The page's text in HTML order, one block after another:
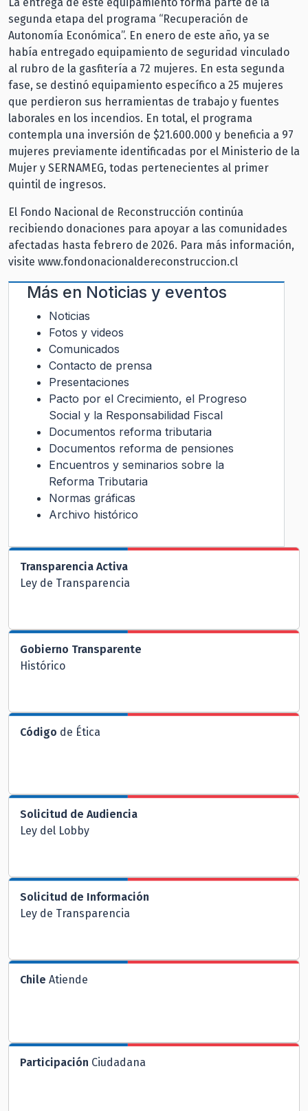
segunda etapa del programa “Recuperación de
Autonomía Económica”. En enero de este año, ya se
había entregado equipamiento de seguridad vinculado
al rubro de la gasfitería a 72 mujeres. En esta segunda
fase, se destinó equipamiento específico a 25 mujeres
que perdieron sus herramientas de trabajo y fuentes
laborales en los incendios. En total, el programa
contempla una inversión de $21.600.000 y beneficia a 97
mujeres previamente identificadas por el Ministerio de la
Mujer y SERNAMEG, todas pertenecientes al primer
quintil de ingresos.
El Fondo Nacional de Reconstrucción continúa
recibiendo donaciones para apoyar a las comunidades
afectadas hasta febrero de 2026. Para más información,
visite www.fondonacionaldereconstruccion.cl
Más en Noticias y eventos
Noticias
Fotos y videos
Comunicados
Contacto de prensa
Presentaciones
Pacto por el Crecimiento, el Progreso
Social y la Responsabilidad Fiscal
Documentos reforma tributaria
Documentos reforma de pensiones
Encuentros y seminarios sobre la
Reforma Tributaria
Normas gráficas
Archivo histórico
Transparencia Activa
Ley de Transparencia
Gobierno Transparente
Histórico
Código de Ética
Solicitud de Audiencia
Ley del Lobby
Solicitud de Información
Ley de Transparencia
Chile Atiende
Participación Ciudadana